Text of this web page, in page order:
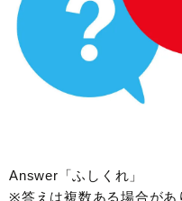
Answer「ふしくれ」
※答えは複数ある場合があ